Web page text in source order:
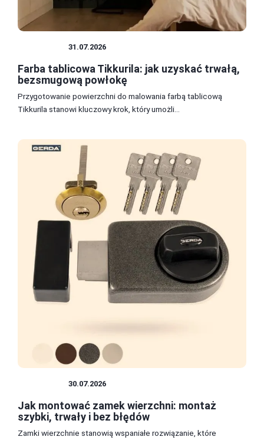
31.07.2026
Farba tablicowa Tikkurila: jak uzyskać trwałą,
bezsmugową powłokę
Przygotowanie powierzchni do malowania farbą tablicową
Tikkurila stanowi kluczowy krok, który umożli...
30.07.2026
Jak montować zamek wierzchni: montaż
szybki, trwały i bez błędów
Zamki wierzchnie stanowią wspaniałe rozwiązanie, które